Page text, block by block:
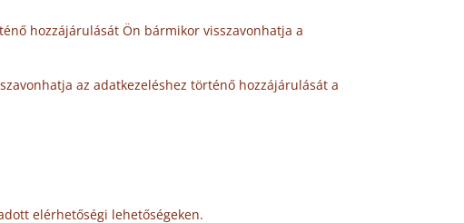
hozzájárulását Ön bármikor visszavonhatja a
az adatkezeléshez történő hozzájárulását a
elérhetőségi lehetőségeken.